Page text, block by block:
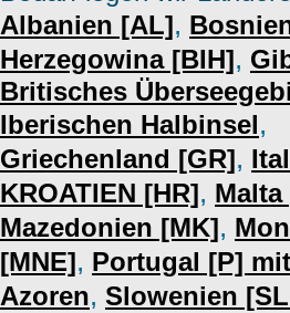
Albanien [AL],
Herzegowina [BIH],
Britisches
Iberischen Halbinsel,
Griechenland [GR],
KROATIEN [HR], Malta
Mazedonien [MK],
[MNE], Portugal [P]
Azoren, Slowenien